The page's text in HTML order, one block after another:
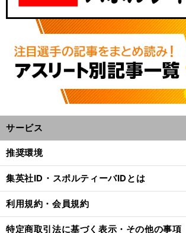
、 J1
。
脆
サービス
推奨環境
集英社ID・スポルティーバIDとは
利用規約・会員規約
特定商取引法に基づく表示・その他の事項